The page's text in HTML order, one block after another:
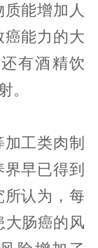
能增加人
能力的大
有酒精饮
。
工类肉制
早已得到
认为，每
大肠癌的风